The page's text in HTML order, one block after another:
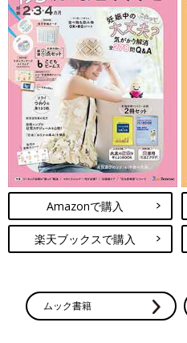
Amazonで購入
楽天ブックスで購入
ムック書籍